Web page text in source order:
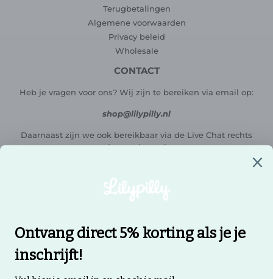
Terugbetalingen
Algemene voorwaarden
Privacy beleid
Wholesale
CONTACT
Heb je vragen voor ons? Wij zijn te bereiken via email op:
shop@lilypilly.nl
Daarnaast zijn we ook bereikbaar via de Live Chat rechts
onderaan de pagina.
We staan klaar voor al jouw vragen, opmerkingen, ideeën en
feedback.
Neem contact met ons op, vinden we leuk!
Promoties, nieuwe producten en uitverkoop rechtstreeks in je